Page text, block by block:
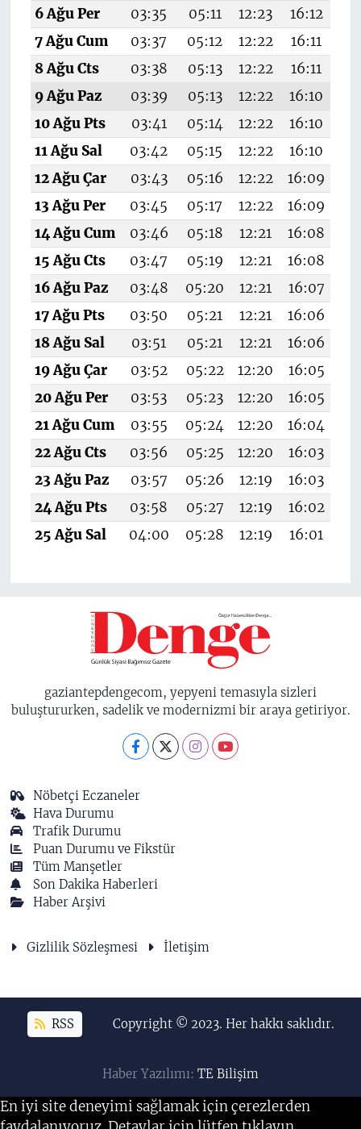
6 Ağu Per
03:35 05:11 12:23 16:12
7 Ağu Cum
03:37 05:12 12:22 16:11
8 Ağu Cts
03:38 05:13 12:22 16:11
9 Ağu Paz
03:39 05:13 12:22 16:10
10 Ağu Pts
03:41 05:14 12:22 16:10
11 Ağu Sal
03:42 05:15 12:22 16:10
12 Ağu Çar
03:43 05:16 12:22 16:09
13 Ağu Per
03:45 05:17 12:22 16:09
14 Ağu Cum
03:46 05:18 12:21 16:08
15 Ağu Cts
03:47 05:19 12:21 16:08
16 Ağu Paz
03:48 05:20 12:21 16:07
17 Ağu Pts
03:50 05:21 12:21 16:06
18 Ağu Sal
03:51 05:21 12:21 16:06
19 Ağu Çar
03:52 05:22 12:20 16:05
20 Ağu Per
03:53 05:23 12:20 16:05
21 Ağu Cum
03:55 05:24 12:20 16:04
22 Ağu Cts
03:56 05:25 12:20 16:03
23 Ağu Paz
03:57 05:26 12:19 16:03
24 Ağu Pts
03:58 05:27 12:19 16:02
25 Ağu Sal
04:00 05:28 12:19 16:01
gaziantepdengecom, yepyeni temasıyla sizleri
buluştururken, sadelik ve modernizmi bir araya getiriyor.
Nöbetçi Eczaneler
Hava Durumu
Trafik Durumu
Puan Durumu ve Fikstür
Tüm Manşetler
Son Dakika Haberleri
Haber Arşivi
Gizlilik Sözleşmesi İletişim
RSS Copyright © 2023. Her hakkı saklıdır.
Haber Yazılımı: TE Bilişim
En iyi site deneyimi sağlamak için çerezlerden